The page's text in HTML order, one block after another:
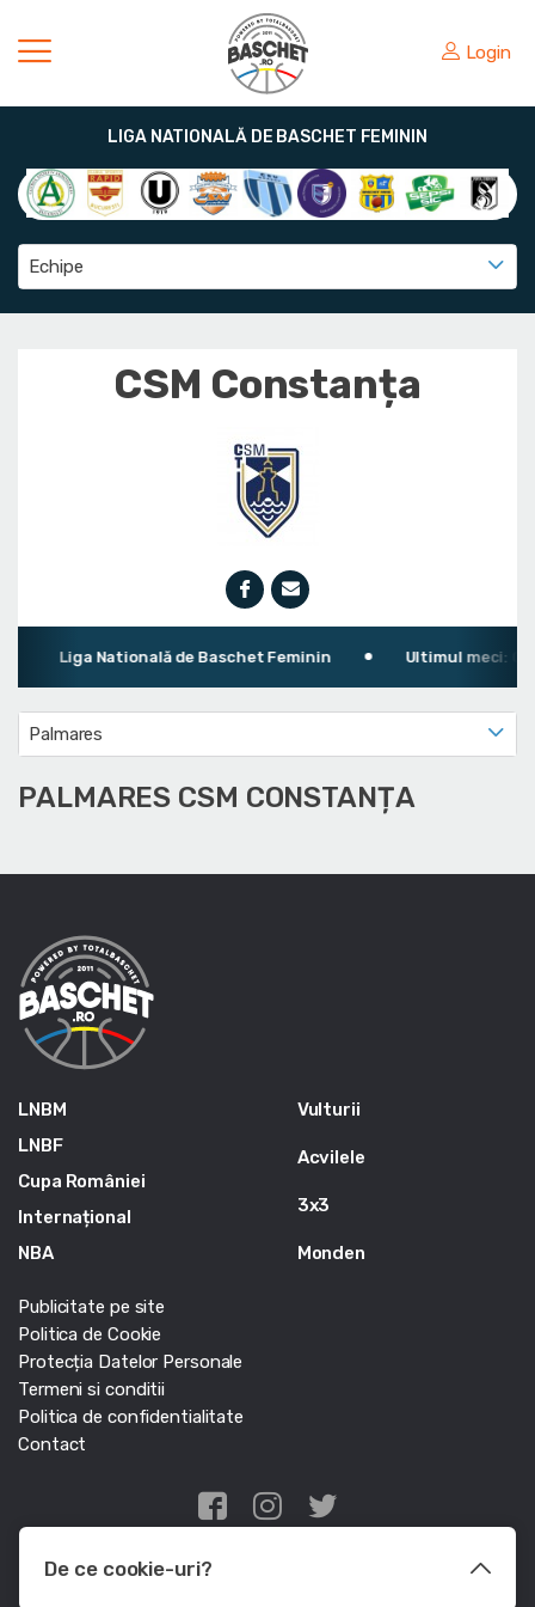
Login
LIGA NATIONALĂ DE BASCHET FEMININ
Echipe
CSM Constanța
Liga Natională de Baschet Feminin Ultimul meci: CS
Palmares
PALMARES CSM CONSTANȚA
LNBM
LNBF
Cupa României
Internațional
NBA
Vulturii
Acvilele
3x3
Monden
Publicitate pe site
Politica de Cookie
Protecția Datelor Personale
Termeni si conditii
Politica de confidentialitate
Contact
Edris Digital Agency
De ce cookie-uri?